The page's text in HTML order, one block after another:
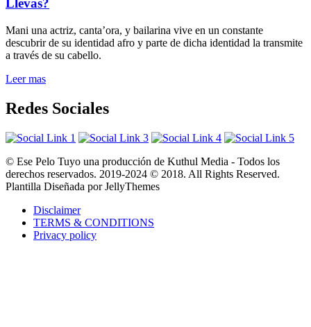
Llevas?
Mani una actriz, canta’ora, y bailarina vive en un constante
descubrir de su identidad afro y parte de dicha identidad la transmite
a través de su cabello.
Leer mas
Redes Sociales
© Ese Pelo Tuyo una producción de Kuthul Media - Todos los
derechos reservados. 2019-2024 © 2018. All Rights Reserved.
Plantilla Diseñada por JellyThemes
Disclaimer
TERMS & CONDITIONS
Privacy policy